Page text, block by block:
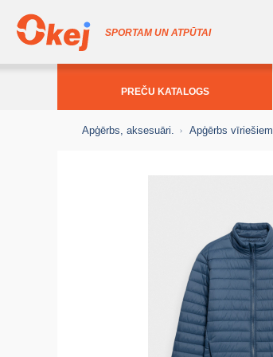
SPORTAM UN ATPŪTAI
PREČU KATALOGS
Apģērbs, aksesuāri. Apģērbs vīriešiem